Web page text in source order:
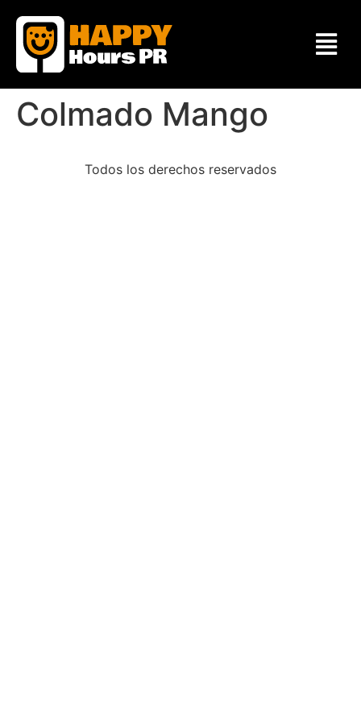
Colmado Mango
Todos los derechos reservados